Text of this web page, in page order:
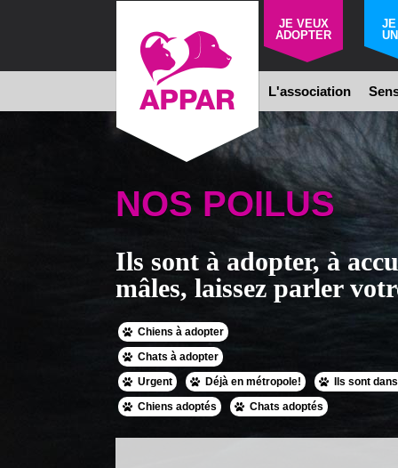
JE VEUX
ADOPTER
JE
L'association
NOS POILUS
Ils sont à adopter, à
mâles, laissez parler
Chiens à adopter
Chats à adopter
Urgent
Déjà en métropole!
Ils sont
Chiens adoptés
Chats adoptés